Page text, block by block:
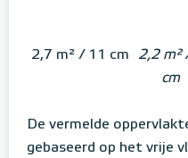
2,7 m² / 11 cm
2,2 m²
cm
De vermelde
gebaseerd op het vrije